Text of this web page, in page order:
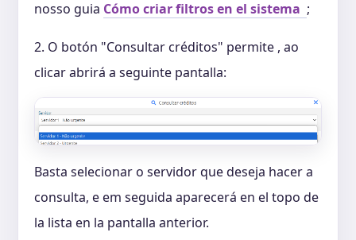
nosso guia Cómo criar filtros en el sistema ;
2. O botón "Consultar créditos" permite , ao
clicar abrirá a seguinte pantalla:
Basta selecionar o servidor que deseja hacer a
consulta, e em seguida aparecerá en el topo de
la lista en la pantalla anterior.